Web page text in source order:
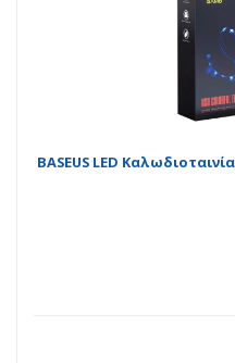
BASEUS LED